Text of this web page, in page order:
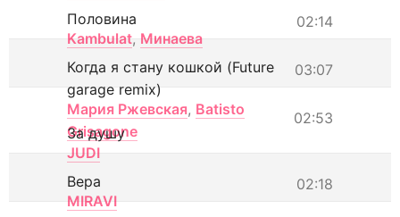
02:14
Половина
Kambulat, Минаева
03:07
Когда я стану кошкой (Future
garage remix)
Мария Ржевская, Batisto
Grisagone
02:53
За душу
JUDI
02:18
Вера
MIRAVI